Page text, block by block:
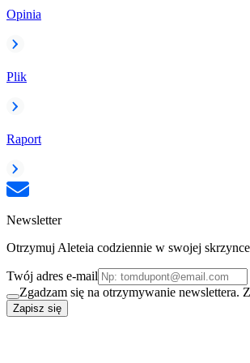
Opinia
Plik
Raport
Newsletter
Otrzymuj Aleteia codziennie w swojej
Twój adres e-mail
Zgadzam się na otrzymywanie newslettera.
Zapisz się